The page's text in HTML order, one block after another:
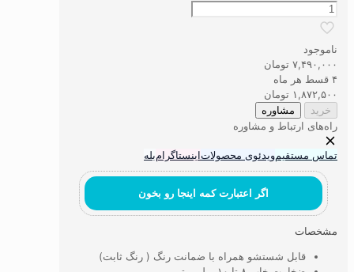
فرش
ماشینی
۷۰۰
شانه
کد23
عدد
ناموجود
۷,۴۹۰,۰۰۰ تومان
۴ قسط هر ماه
۱,۸۷۲,۵۰۰ تومان
خرید مشاوره
راه‌های ارتباط و مشاوره
تماس مستقیمویدئوی محصولاتاینستاگرامبله
اگر اعتبارت کمه اینجا رو بخون
مشخصات
قابل شستشو همراه با ضمانت رنگ ( رنگ ثابت)